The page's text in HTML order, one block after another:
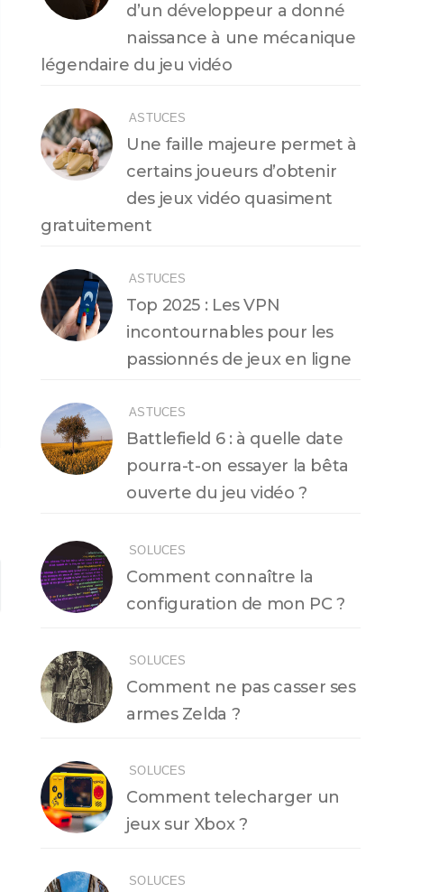
d’un développeur a donné
naissance à une mécanique
légendaire du jeu vidéo
ASTUCES
Une faille majeure permet à
certains joueurs d’obtenir
des jeux vidéo quasiment
gratuitement
ASTUCES
Top 2025 : Les VPN
incontournables pour les
passionnés de jeux en ligne
ASTUCES
Battlefield 6 : à quelle date
pourra-t-on essayer la bêta
ouverte du jeu vidéo ?
SOLUCES
Comment connaître la
configuration de mon PC ?
SOLUCES
Comment ne pas casser ses
armes Zelda ?
SOLUCES
Comment telecharger un
jeux sur Xbox ?
SOLUCES